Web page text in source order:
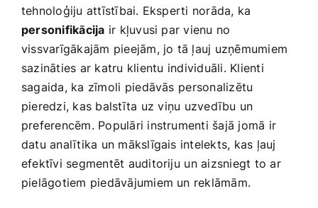
tehnoloģiju attīstībai. Eksperti​ norāda, ka​
personifikācija ir kļuvusi par vienu no ​
vissvarīgākajām pieejām, jo tā ļauj uzņēmumiem
sazināties ar katru ‌klientu⁢ individuāli. Klienti
sagaida, ka zīmoli ⁣piedāvās ⁤personalizētu
pieredzi, kas balstīta⁢ uz viņu uzvedību un
preferencēm. Populāri instrumenti šajā jomā ir
datu analītika un mākslīgais intelekts, ​kas ļauj
efektīvi segmentēt auditoriju⁢ un aizsniegt to ar
pielāgotiem piedāvājumiem un reklāmām.